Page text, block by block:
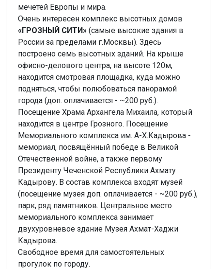
мечетей Европы и мира.
Очень интересен комплекс высотных домов
«ГРОЗНЫЙ СИТИ» (самые высокие здания в
России за пределами г.Москвы). Здесь
построено семь высотных зданий. На крыше
офисно-делового центра, на высоте 120м,
находится смотровая площадка, куда можно
подняться, чтобы полюбоваться панорамой
города (доп. оплачивается - ~200 руб.).
Посещение Храма Архангела Михаила, который
находится в центре Грозного. Посещение
Мемориального комплекса им. А-Х.Кадырова -
мемориал, посвящённый победе в Великой
Отечественной войне, а также первому
Президенту Чеченской Республики Ахмату
Кадырову. В состав комплекса входят музей
(посещение музея доп. оплачивается - ~200 руб.),
парк, ряд памятников. Центральное место
мемориального комплекса занимает
двухуровневое здание Музея Ахмат-Хаджи
Кадырова.
Свободное время для самостоятельных
прогулок по городу.